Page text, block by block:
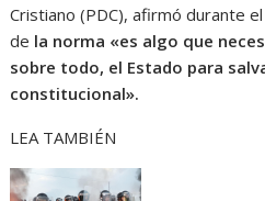
Cristiano (PDC), afirmó durante
de la norma «es algo que
sobre todo, el Estado para
constitucional».
LEA TAMBIÉN